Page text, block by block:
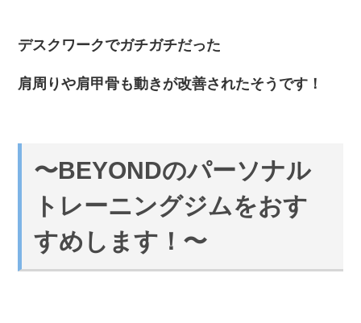
デスクワークでガチガチだった
肩周りや肩甲骨も動きが改善されたそうです！
〜BEYONDのパーソナル
トレーニングジムをおす
すめします！〜